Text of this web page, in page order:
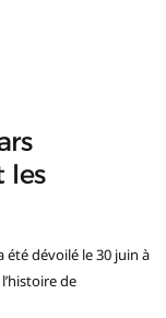
les
été dévoilé le 30 juin à
de